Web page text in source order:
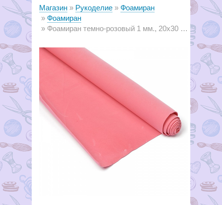
Магазин Рукоделие
Фоамиран
Фоамиран
Фоамиран темно-розовый 1 мм., 20х30 cм